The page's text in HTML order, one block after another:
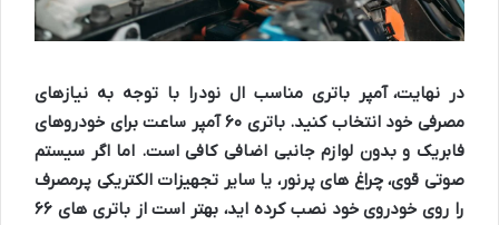
در نهایت، آمپر باتری مناسب ال نودرا با توجه به نیازهای
مصرفی خود انتخاب کنید. باتری ۶۰ آمپر ساعت برای خودروهای
فابریک و بدون لوازم جانبی اضافی کافی است. اما اگر سیستم
صوتی قوی، چراغ های پرنور، یا سایر تجهیزات الکتریکی پرمصرف
را روی خودروی خود نصب کرده اید، بهتر است از باتری های ۶۶